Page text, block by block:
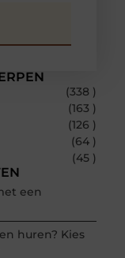
(338 )
(163 )
(126 )
(64 )
(45 )
een
huren? Kies